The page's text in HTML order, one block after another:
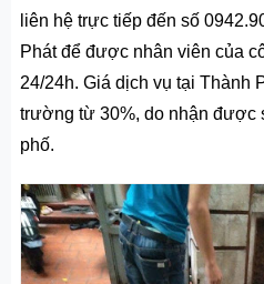
liên hệ trực tiếp đến số
Phát để được nhân viên của
24/24h. Giá dịch vụ tại Thành
trường từ 30%, do nhận được
phố.